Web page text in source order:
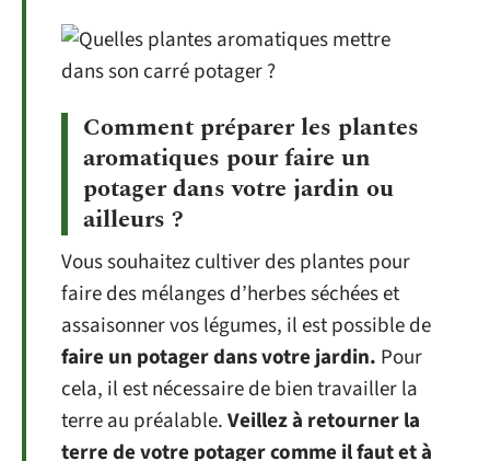
Comment préparer les plantes
aromatiques pour faire un
potager dans votre jardin ou
ailleurs ?
Vous souhaitez cultiver des plantes pour
faire des mélanges d’herbes séchées et
assaisonner vos légumes, il est possible de
faire un potager dans votre jardin. Pour
cela, il est nécessaire de bien travailler la
terre au préalable.Veillez à retourner la
terre de votre potager comme il faut et à